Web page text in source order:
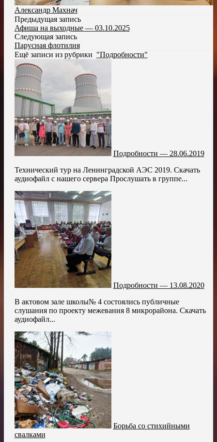
Александр Махнач
Предыдущая запись
Афиша на выходные — 03.10.2025
Следующая запись
Парусная флотилия
Ещё записи из рубрики "Подробности"
Подробности — 28.06.2019
Технический тур на Ленинградской АЭС 2019. Скачать
аудиофайл с нашего сервера Прослушать в группе...
Подробности — 13.08.2020
В актовом зале школы№ 4 состоялись публичные
слушания по проекту межевания 8 микрорайона. Скачать
аудиофайл...
Борьба со стихийными
свалками